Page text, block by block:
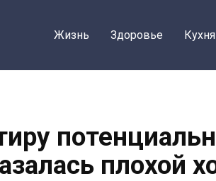
Жизнь Здоровье Кухня
плохой